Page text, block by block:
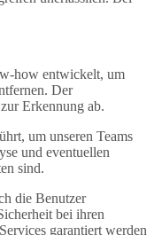
how entwickelt, um
Der
Erkennung ab.
um unseren Teams
und eventuellen
sind.
die Benutzer
bei ihren
garantiert werden